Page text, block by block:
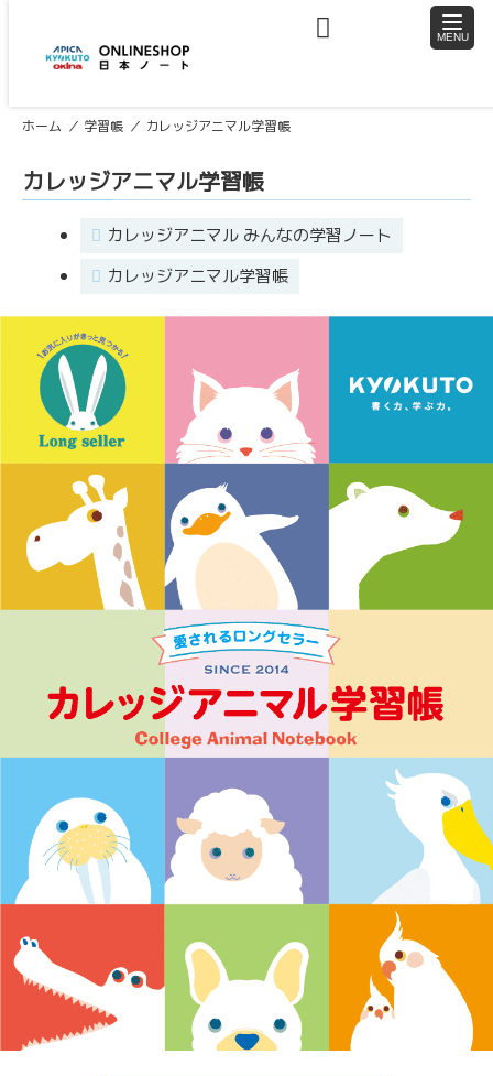
toggle
ホーム 学習帳 カレッジアニマル学習帳
カレッジアニマル学習帳
カレッジアニマル みんなの学習ノート
カレッジアニマル学習帳